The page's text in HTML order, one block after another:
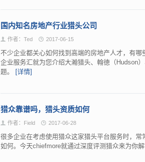
国内知名房地产行业猎头公司
作者：Ted 2017-06-15
不少企业都关心如何找到高端的房地产人才，有
企业服务汇就为您介绍大瀚猎头、翰徳（Hudson
题。 [详情]
猎众靠谱吗，猎头资质如何
作者：Field 2017-06-28
很多企业在考虑使用猎众这家猎头平台服务时，
如何。今天chiefmore就通过深度评测猎众来为你解